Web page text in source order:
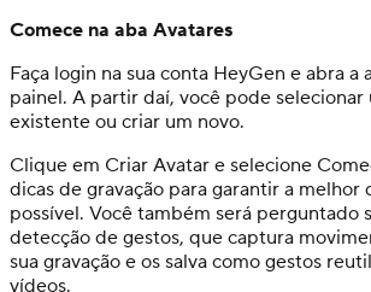
Comece na aba Avatares
Faça login na sua conta HeyGen e abra a
painel. A partir daí, você pode
existente ou criar um novo.
Clique em Criar Avatar e selecione
dicas de gravação para garantir a melhor
possível. Você também será perguntado
detecção de gestos, que captura
sua gravação e os salva como gestos
vídeos.